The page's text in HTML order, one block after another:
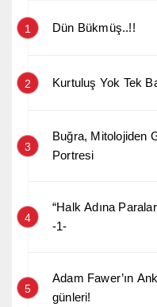
1 Dün Bükmüş..!!
2 Kurtuluş Yok Tek
3
Buğra, Mitolojiden
Portresi
4
“Halk Adına
-1-
5
Adam Fawer’ın
günleri!